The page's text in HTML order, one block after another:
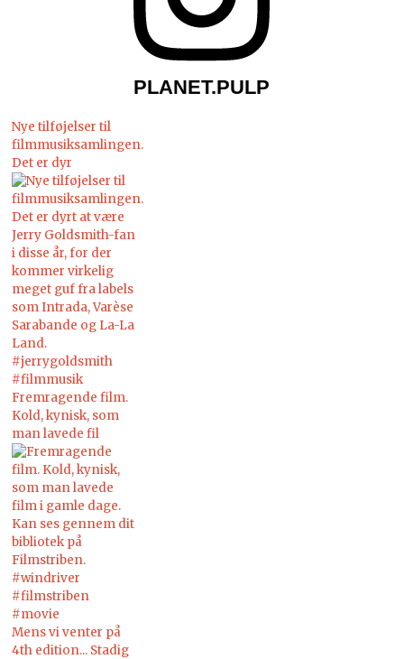
PLANET.PULP
Nye tilføjelser til
filmmusiksamlingen.
Det er dyr
Fremragende film.
Kold, kynisk, som
man lavede fil
Mens vi venter på
4th edition... Stadig